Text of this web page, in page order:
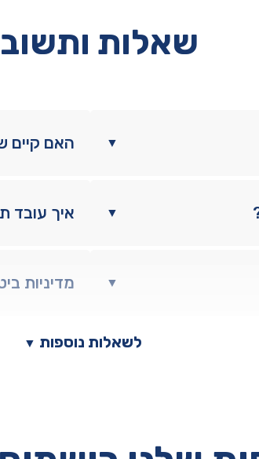
שאלות
▼ האם קיים
▼ איך עובד
▼ מדיניות
▼ לשאלות נוספות